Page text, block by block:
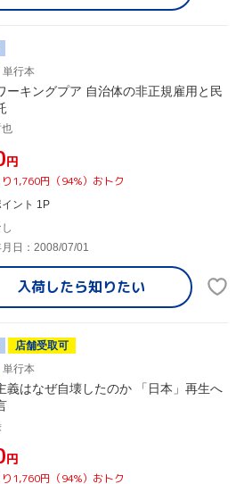
単行本
ーキングプア 自治体の非正規雇用と民
円
1,760円（94%）おトク
ント 1P
日：2008/07/01
入荷したら知りたい
店舗受取可
単行本
義はなぜ自壊したのか 「日本」再生へ
円
1,760円（94%）おトク